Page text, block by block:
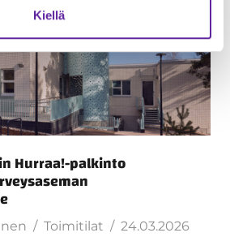
Kiellä
Hurraa!-palkinto
Toimitilat 24.03.2026